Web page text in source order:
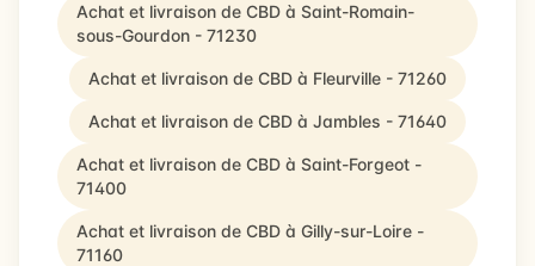
Achat et livraison de CBD à Saint-Romain-
sous-Gourdon - 71230
Achat et livraison de CBD à Fleurville - 71260
Achat et livraison de CBD à Jambles - 71640
Achat et livraison de CBD à Saint-Forgeot -
71400
Achat et livraison de CBD à Gilly-sur-Loire -
71160